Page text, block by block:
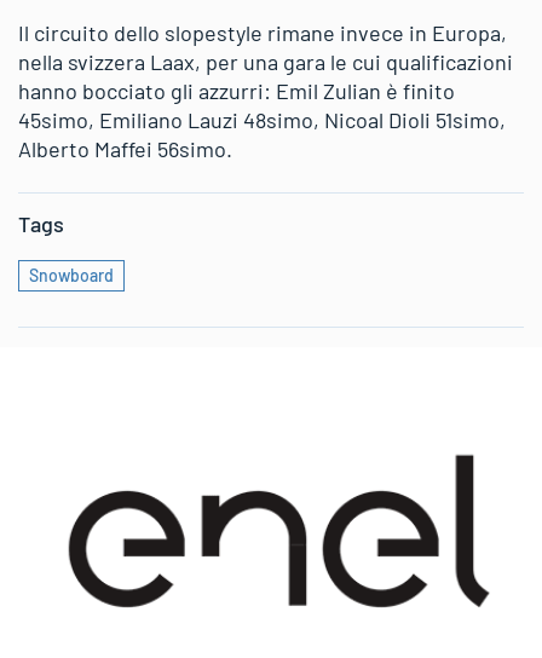
Il circuito dello slopestyle rimane invece in Europa,
nella svizzera Laax, per una gara le cui qualificazioni
hanno bocciato gli azzurri: Emil Zulian è finito
45simo, Emiliano Lauzi 48simo, Nicoal Dioli 51simo,
Alberto Maffei 56simo.
Tags
Snowboard